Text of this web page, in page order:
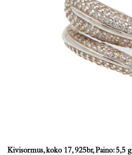
Kivisormus, koko 17, 925br, Paino: 5,5 g